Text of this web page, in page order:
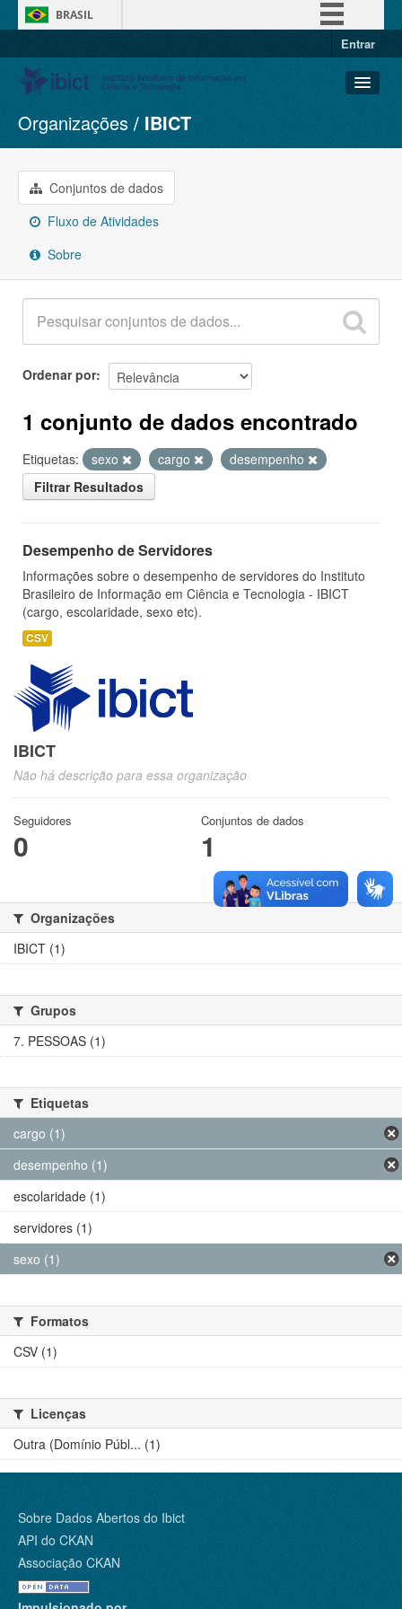
BRASIL
Entrar
Conjuntos de dados
Organizações
Grupos
Sobre
Organizações IBICT
Conjuntos de dados
Fluxo de Atividades
Sobre
Ordenar por
1 conjunto de dados encontrado
Etiquetas: sexo cargo
desempenho
Filtrar Resultados
Desempenho de Servidores
Informações sobre o desempenho de servidores do Instituto
Brasileiro de Informação em Ciência e Tecnologia - IBICT
(cargo, escolaridade, sexo etc).
CSV
IBICT
Não há descrição para essa organização
Seguidores
0
Conjuntos de dados
1
Organizações
IBICT (1)
Grupos
7. PESSOAS (1)
Etiquetas
cargo (1)
desempenho (1)
escolaridade (1)
servidores (1)
sexo (1)
Formatos
CSV (1)
Licenças
Outra (Domínio Públ... (1)
Sobre Dados Abertos do Ibict
API do CKAN
Associação CKAN